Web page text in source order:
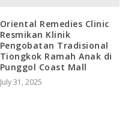
Oriental Remedies Clinic
Resmikan Klinik
Pengobatan Tradisional
Tiongkok Ramah Anak di
Punggol Coast Mall
July 31, 2025